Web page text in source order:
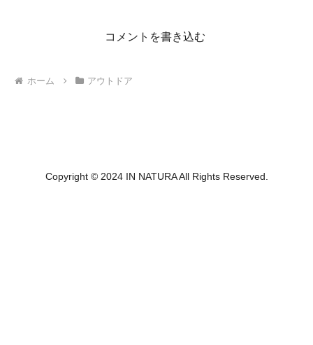
コメントを書き込む
ホーム アウトドア
Copyright © 2024 IN NATURA All Rights Reserved.